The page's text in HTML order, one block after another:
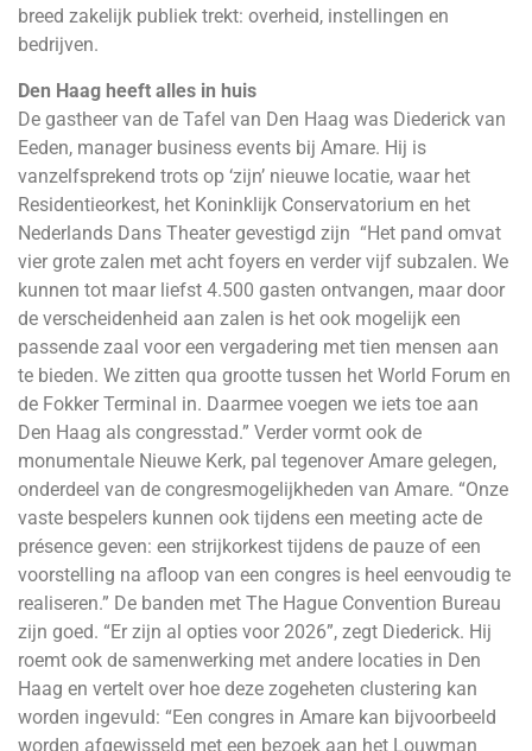
breed zakelijk publiek trekt: overheid, instellingen en
bedrijven.
Den Haag heeft alles in huis
De gastheer van de Tafel van Den Haag was Diederick van
Eeden, manager business events bij Amare. Hij is
vanzelfsprekend trots op ‘zijn’ nieuwe locatie, waar het
Residentieorkest, het Koninklijk Conservatorium en het
Nederlands Dans Theater gevestigd zijn “Het pand omvat
vier grote zalen met acht foyers en verder vijf subzalen. We
kunnen tot maar liefst 4.500 gasten ontvangen, maar door
de verscheidenheid aan zalen is het ook mogelijk een
passende zaal voor een vergadering met tien mensen aan
te bieden. We zitten qua grootte tussen het World Forum en
de Fokker Terminal in. Daarmee voegen we iets toe aan
Den Haag als congresstad.” Verder vormt ook de
monumentale Nieuwe Kerk, pal tegenover Amare gelegen,
onderdeel van de congresmogelijkheden van Amare. “Onze
vaste bespelers kunnen ook tijdens een meeting acte de
présence geven: een strijkorkest tijdens de pauze of een
voorstelling na afloop van een congres is heel eenvoudig te
realiseren.” De banden met The Hague Convention Bureau
zijn goed. “Er zijn al opties voor 2026”, zegt Diederick. Hij
roemt ook de samenwerking met andere locaties in Den
Haag en vertelt over hoe deze zogeheten clustering kan
worden ingevuld: “Een congres in Amare kan bijvoorbeeld
worden afgewisseld met een bezoek aan het Louwman